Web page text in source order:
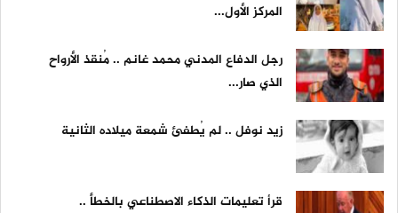
المركز الأول...
رجل الدفاع المدني محمد غانم .. مُنقذ الأرواح
الذي صار...
زيد نوفل .. لم يُطفئ شمعة ميلاده الثانية
قرأ تعليمات الذكاء الاصطناعي بالخطأ ..